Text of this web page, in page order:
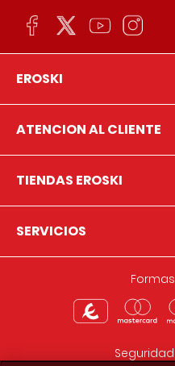
EROSKI
ATENCION AL CLIENTE
TIENDAS EROSKI
SERVICIOS